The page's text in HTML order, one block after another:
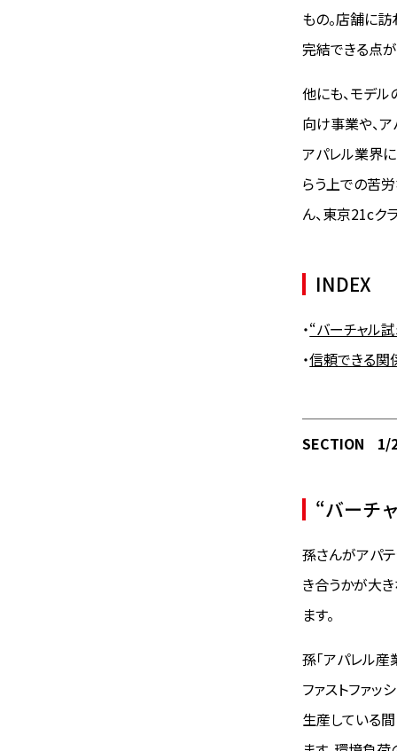
もの。店舗に
完結できる点
他にも、モデ
向け事業や、
アパレル業界
らう上での苦
ん、東京21cク
INDEX
・“バーチャル
・信頼できる関
SECTION 1/
“バーチ
孫さんがアパ
き合うかが大
ます。
孫「アパレル
ファストファ
生産している